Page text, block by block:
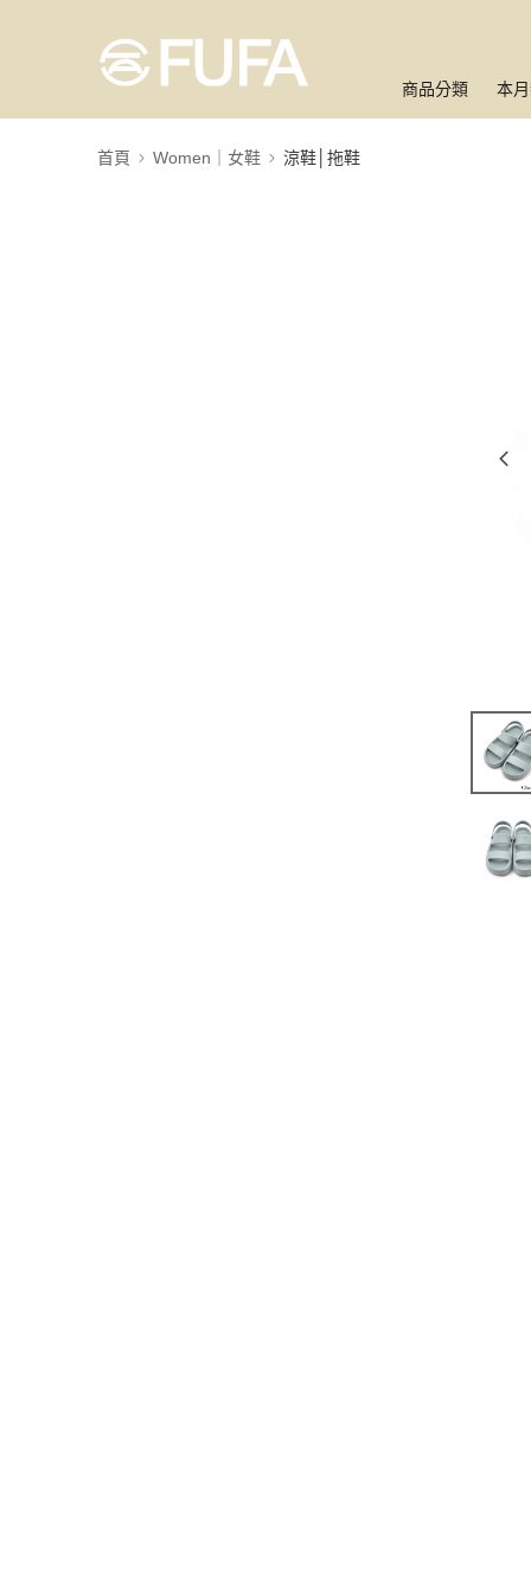
商品分類 本
首頁 Women｜女鞋 涼鞋│拖鞋